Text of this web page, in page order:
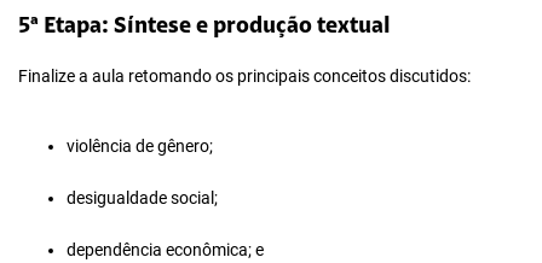
5ª Etapa: Síntese e produção textual
Finalize a aula retomando os principais conceitos discutidos:
violência de gênero;
desigualdade social;
dependência econômica; e